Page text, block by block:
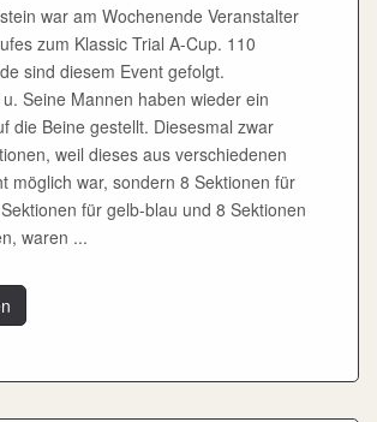
war am Wochenende Veranstalter
zum Klassic Trial A-Cup. 110
sind diesem Event gefolgt.
Seine Mannen haben wieder ein
die Beine gestellt. Diesesmal zwar
weil dieses aus verschiedenen
möglich war, sondern 8 Sektionen für
für gelb-blau und 8 Sektionen
waren ...